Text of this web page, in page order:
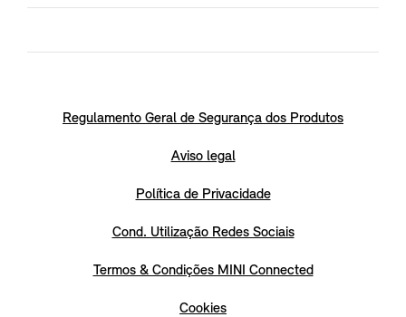
Regulamento Geral de Segurança dos Produtos
Aviso legal
Política de Privacidade
Cond. Utilização Redes Sociais
Termos & Condições MINI Connected
Cookies